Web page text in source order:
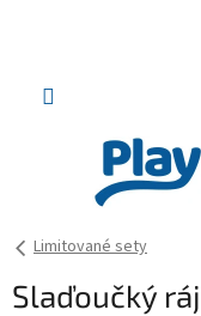
Limitované sety
Slaďoučký ráj